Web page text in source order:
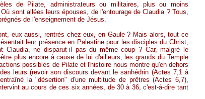
de Pilate, administrateurs ou militaires, plus ou moins
sont allées leurs épouses, de l'entourage de Claudia ? Tous,
de l'enseignement de Jésus.
eux aussi, rentrés chez eux, en Gaule ? Mais alors, tout ce
leur présence en Palestine pour les disciples du Christ,
Claudia, ne disparut-il pas du même coup ? Car, malgré le
plus encore à cause de lui d'ailleurs, les grands du Temple
possibles de Pilate et l'histoire nous montre qu'en dehors
leurs (revoir son discours devant le sanhédrin (Actes 7,1 à
la "désertion" d'une multitude de prêtres (Actes 6,7),
au cours de ces six années, de 30 à 36, c'est-à-dire tant